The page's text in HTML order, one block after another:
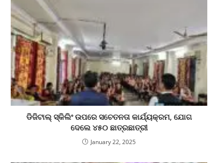
ଡିଜିଟାଲ୍ ସ୍କିଲିଂ ଉପରେ ସଚେତନତା କାର୍ଯ୍ୟକ୍ରମ, ଯୋଗ
ଦେଲେ ୪୫୦ ଛାତ୍ରଛାତ୍ରୀ
January 22, 2025